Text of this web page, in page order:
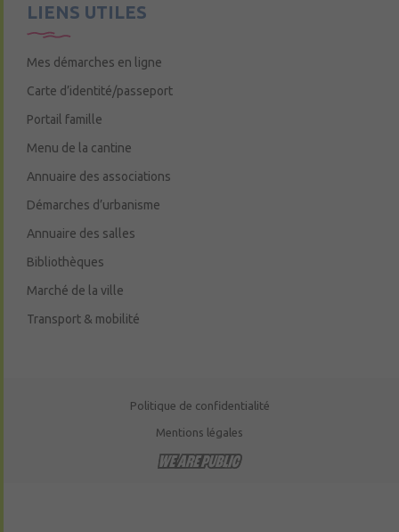
LIENS UTILES
Mes démarches en ligne
Carte d’identité/passeport
Portail famille
Menu de la cantine
Annuaire des associations
Démarches d’urbanisme
Annuaire des salles
Bibliothèques
Marché de la ville
Transport & mobilité
Politique de confidentialité
Mentions légales